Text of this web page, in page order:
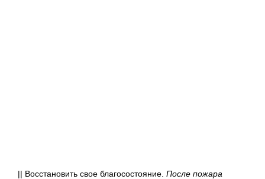
|| Восстановить свое благосостояние. После пожара